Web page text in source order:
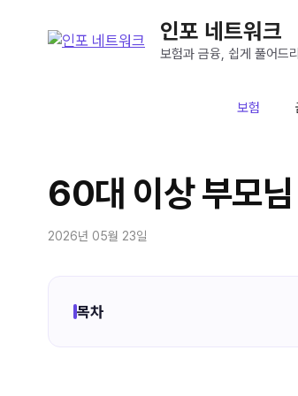
인포 네트워크
보험과 금융, 쉽게 풀어드
보험
60대 이상 부모
2026년 05월 23일
목차